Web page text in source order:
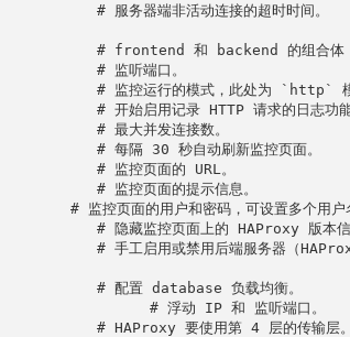
# 服务器端非活动连接的超时时间。
frontend 和 backend 的组合体，此监控
# 监听端口。
# 监控运行的模式，此处为 `http` 模
# 开始启用记录 HTTP 请求的日志功能
# 最大并发连接数。
# 每隔 30 秒自动刷新监控页面。
# 监控页面的 URL。
# 监控页面的提示信息。
# 监控页面的用户和密码，可设置多个用户
# 隐藏监控页面上的 HAProxy 版本信
# 手工启用或禁用后端服务器（HAProxy
# 配置 database 负载均衡。
# 浮动 IP 和 监听端口。
# HAProxy 要使用第 4 层的传输层。